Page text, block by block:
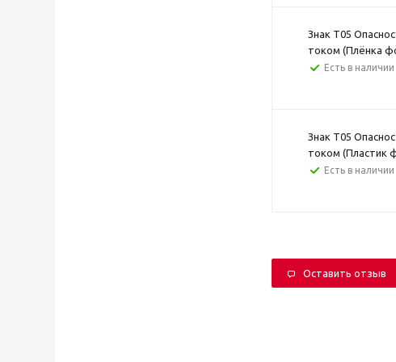
Знак T05
током (Плёнка
Есть в наличии
Знак T05
током (Пластик
Есть в наличии
Оставить отзыв